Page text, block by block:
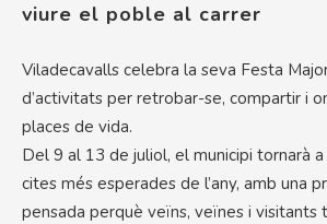
viure el poble al carrer
Viladecavalls celebra la seva Festa
d’activitats per retrobar-se, compartir i
places de vida.
Del 9 al 13 de juliol, el municipi tornarà
cites més esperades de l’any, amb una
pensada perquè veïns, veïnes i visitants